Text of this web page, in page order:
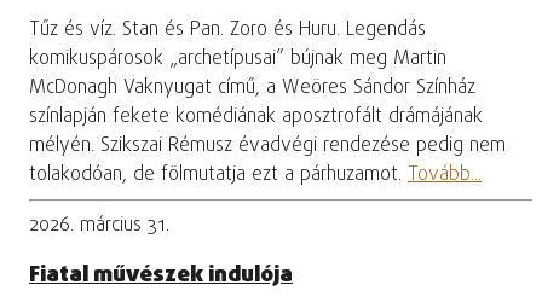
Tűz és víz. Stan és Pan. Zoro és Huru. Legendás
komikuspárosok „archetípusai” bújnak meg Martin
McDonagh Vaknyugat című, a Weöres Sándor Színház
színlapján fekete komédiának aposztrofált drámájának
mélyén. Szikszai Rémusz évadvégi rendezése pedig nem
tolakodóan, de fölmutatja ezt a párhuzamot. Tovább...
2026. március 31.
Fiatal művészek indulója